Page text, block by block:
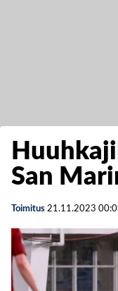
San
Toimitus 21.11.2023